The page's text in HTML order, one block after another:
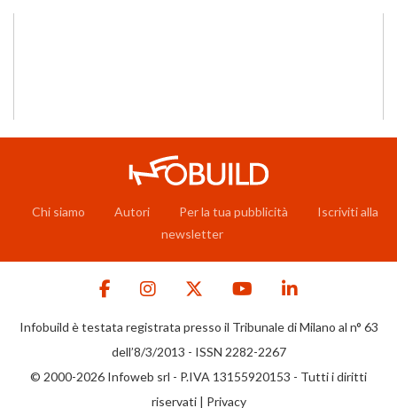
Chi siamo Autori Per la tua pubblicità
Iscriviti alla
newsletter
Infobuild è testata registrata presso il Tribunale di Milano al n° 63
dell’8/3/2013 - ISSN 2282-2267
© 2000-2026 Infoweb srl - P.IVA 13155920153 - Tutti i diritti
riservati | Privacy